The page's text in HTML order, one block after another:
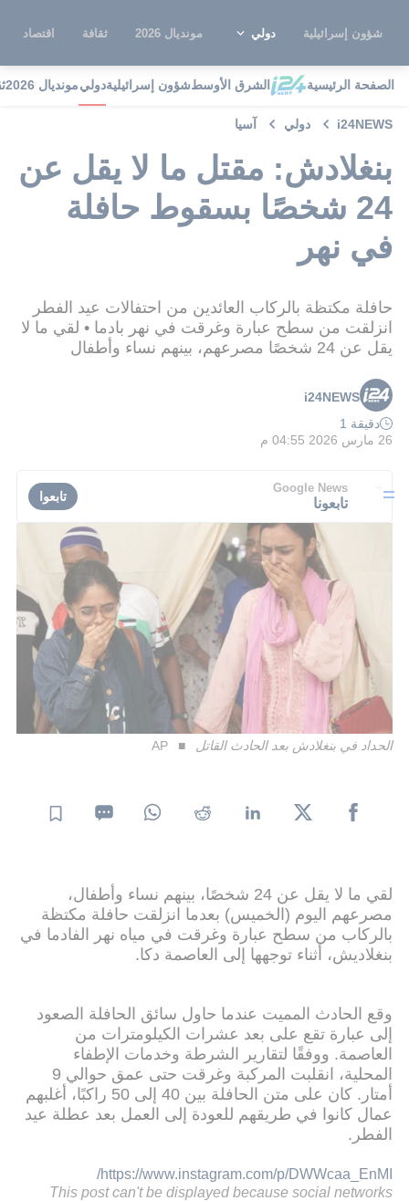
شؤون إسرائيلية دولي مونديال 2026 ثقافة اقتصاد
الصفحة الرئيسية الشرق الأوسطشؤون إسرائيليةدوليمونديال 2026
i24NEWS دولي آسيا
بنغلادش: مقتل ما لا يقل عن
24 شخصًا بسقوط حافلة
في نهر
حافلة مكتظة بالركاب العائدين من احتفالات عيد الفطر
انزلقت من سطح عبارة وغرقت في نهر بادما • لقي ما لا
يقل عن 24 شخصًا مصرعهم، بينهم نساء وأطفال
i24NEWS
دقيقة 1
26 مارس 2026 04:55 م
Google News
تابعونا تابعوا
الحداد في بنغلادش بعد الحادث القاتل AP
لقي ما لا يقل عن 24 شخصًا، بينهم نساء وأطفال،
مصرعهم اليوم (الخميس) بعدما انزلقت حافلة مكتظة
بالركاب من سطح عبارة وغرقت في مياه نهر الفادما في
بنغلاديش، أثناء توجهها إلى العاصمة دكا.
وقع الحادث المميت عندما حاول سائق الحافلة الصعود
إلى عبارة تقع على بعد عشرات الكيلومترات من
العاصمة. ووفقًا لتقارير الشرطة وخدمات الإطفاء
المحلية، انقلبت المركبة وغرقت حتى عمق حوالي 9
أمتار. كان على متن الحافلة بين 40 إلى 50 راكبًا، أغلبهم
عمال كانوا في طريقهم للعودة إلى العمل بعد عطلة عيد
الفطر.
https://www.instagram.com/p/DWWcaa_EnMI/
This post can't be displayed because social networks